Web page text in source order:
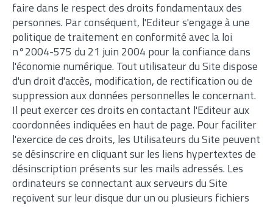
faire dans le respect des droits fondamentaux des
personnes. Par conséquent, l'Editeur s'engage à une
politique de traitement en conformité avec la loi
n°2004-575 du 21 juin 2004 pour la confiance dans
l'économie numérique. Tout utilisateur du Site dispose
d'un droit d'accès, modification, de rectification ou de
suppression aux données personnelles le concernant.
Il peut exercer ces droits en contactant l'Editeur aux
coordonnées indiquées en haut de page. Pour faciliter
l'exercice de ces droits, les Utilisateurs du Site peuvent
se désinscrire en cliquant sur les liens hypertextes de
désinscription présents sur les mails adressés. Les
ordinateurs se connectant aux serveurs du Site
reçoivent sur leur disque dur un ou plusieurs fichiers